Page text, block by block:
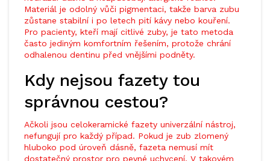
Materiál je odolný vůči pigmentaci, takže barva zubu
zůstane stabilní i po letech pití kávy nebo kouření.
Pro pacienty, kteří mají citlivé zuby, je tato metoda
často jediným komfortním řešením, protože chrání
odhalenou dentinu před vnějšími podněty.
Kdy nejsou fazety tou
správnou cestou?
Ačkoli jsou celokeramické fazety univerzální nástroj,
nefungují pro každý případ. Pokud je zub zlomený
hluboko pod úroveň dásně, fazeta nemusí mít
dostatečný prostor pro pevné uchycení. V takovém